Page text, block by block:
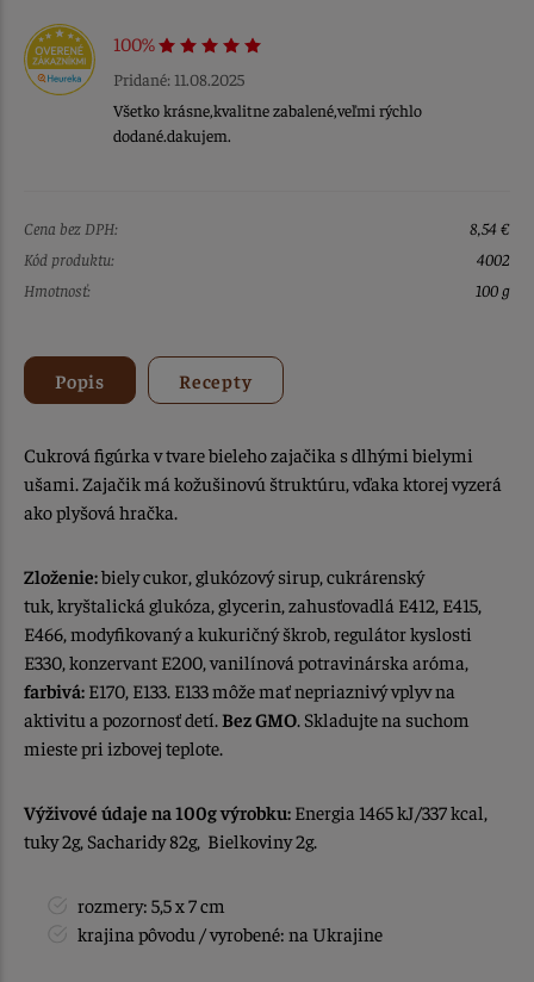
100%
Pridané: 11.08.2025
Všetko krásne,kvalitne zabalené,veľmi rýchlo
dodané.dakujem.
Cena bez DPH:
8,54 €
Kód produktu:
4002
Hmotnosť:
100 g
Popis Recepty
Cukrová figúrka v tvare bieleho zajačika s dlhými bielymi
ušami. Zajačik má kožušinovú štruktúru, vďaka ktorej vyzerá
ako plyšová hračka.
Zloženie:biely cukor, glukózový sirup, cukrárenský
tuk, kryštalická glukóza, glycerin, zahusťovadlá E412, E415,
E466, modyfikovaný a kukuričný škrob, regulátor kyslosti
E330, konzervant E200, vanilínová potravinárska aróma,
farbivá: E170, E133. E133 môže mať nepriaznivý vplyv na
aktivitu a pozornosť detí. Bez GMO . Skladujte na suchom
mieste pri izbovej teplote.
Výživové údaje na 100g výrobku: Energia 1465 kJ/337 kcal,
tuky 2g, Sacharidy 82g, Bielkoviny 2g.
rozmery: 5,5 x 7 cm
krajina pôvodu / vyrobené: na Ukrajine